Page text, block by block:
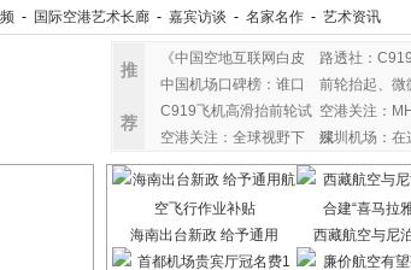
- 国际空港艺术长廊 - 嘉宾访谈 - 名家名作 - 艺术资讯
推
荐
《中国空地互联网白皮
路透社：
中国机场口碑榜：谁口
前轮抬起、微
C919飞机高滑抬前轮试 空港关注：
残
空港关注：全球视野下 深圳机场：在
海南出台新政 给予通用 西藏航空与尼